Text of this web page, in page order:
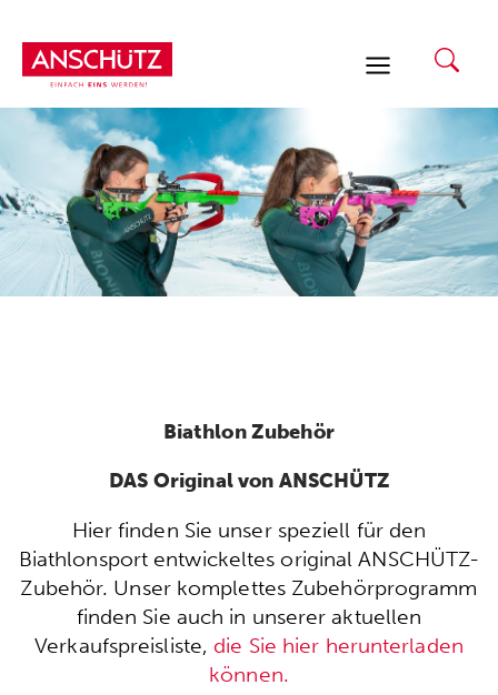
Inhalt
springen
Biathlon Zubehör
DAS Original von ANSCHÜTZ
Hier finden Sie unser speziell für den
Biathlonsport entwickeltes original ANSCHÜTZ-
Zubehör. Unser komplettes Zubehörprogramm
finden Sie auch in unserer aktuellen
Verkaufspreisliste, die Sie hier herunterladen
können.